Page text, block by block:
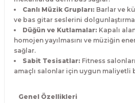
Canlı Müzik Grupları: Barlar ve
ve bas gitar seslerini
Düğün ve Kutlamalar: Kapalı
homojen yayılmasını ve müziğin
sağlar.
Sabit Tesisatlar: Fitness
amaçlı salonlar için uygun maliyetli
Genel Özellikleri